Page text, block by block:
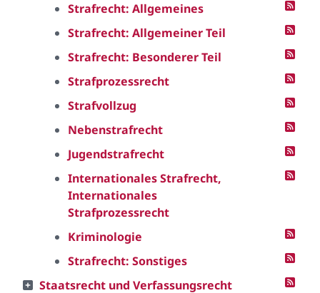
Strafrecht: Allgemeines
Strafrecht: Allgemeiner Teil
Strafrecht: Besonderer Teil
Strafprozessrecht
Strafvollzug
Nebenstrafrecht
Jugendstrafrecht
Internationales Strafrecht,
Internationales
Strafprozessrecht
Kriminologie
Strafrecht: Sonstiges
Staatsrecht und Verfassungsrecht